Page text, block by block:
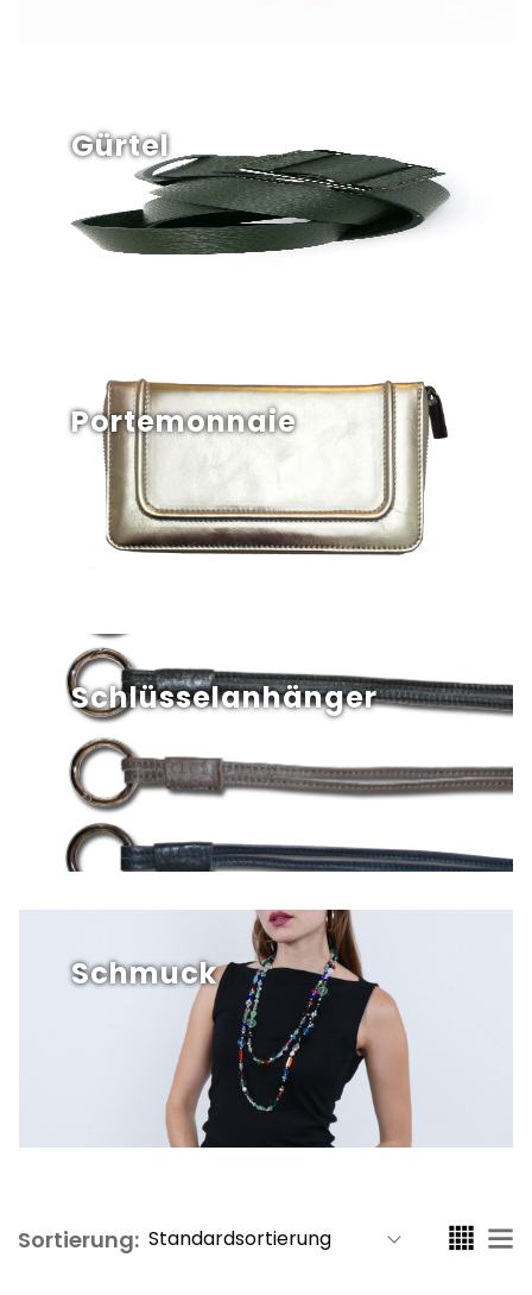
Gürtel
Portemonnaie
Schlüsselanhänger
Schmuck
Sortierung: